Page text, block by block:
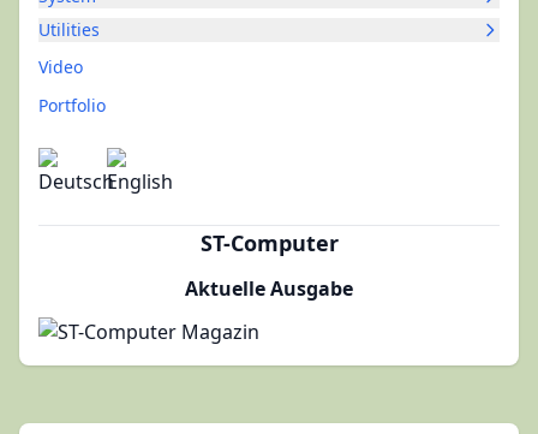
Utilities
Video
Portfolio
ST-Computer
Aktuelle Ausgabe